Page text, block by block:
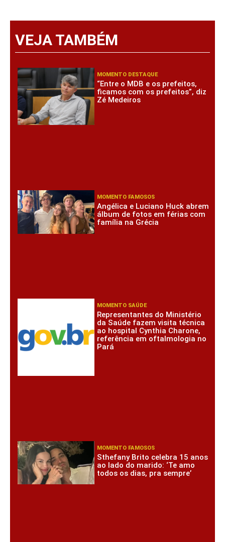
VEJA TAMBÉM
MOMENTO DESTAQUE
“Entre o MDB e os prefeitos,
ficamos com os prefeitos”, diz
Zé Medeiros
MOMENTO FAMOSOS
Angélica e Luciano Huck abrem
álbum de fotos em férias com
família na Grécia
MOMENTO SAÚDE
Representantes do Ministério
da Saúde fazem visita técnica
ao hospital Cynthia Charone,
referência em oftalmologia no
Pará
MOMENTO FAMOSOS
Sthefany Brito celebra 15 anos
ao lado do marido: ‘Te amo
todos os dias, pra sempre’